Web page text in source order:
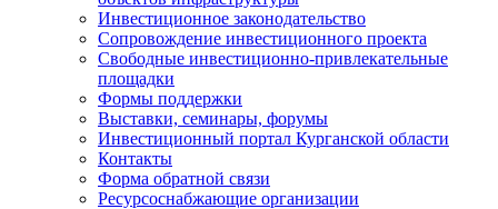
Инвестиционное законодательство
Сопровождение инвестиционного проекта
Свободные инвестиционно-привлекательные
площадки
Формы поддержки
Выставки, семинары, форумы
Инвестиционный портал Курганской области
Контакты
Форма обратной связи
Ресурсоснабжающие организации